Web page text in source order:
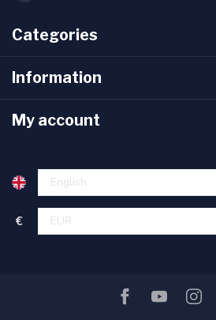
Categories
Information
My account
€